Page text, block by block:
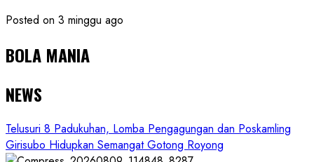
Posted on 3 minggu ago
BOLA MANIA
NEWS
Telusuri 8 Padukuhan, Lomba Pengagungan dan Poskamling
Girisubo Hidupkan Semangat Gotong Royong